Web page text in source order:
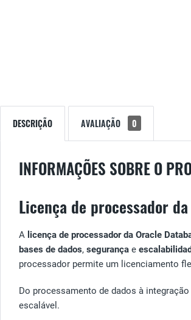
DESCRIÇÃO AVALIAÇÃO 0
INFORMAÇÕES SOBRE O
Licença de processador
A licença de processador da Oracle
bases de dados, segurança e
processador permite um licenciamento
Do processamento de dados à
escalável.